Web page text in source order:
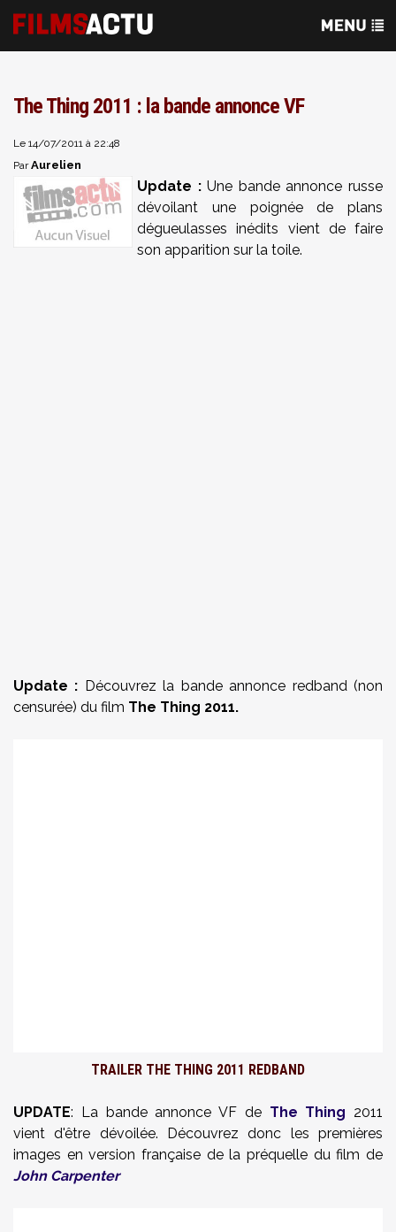
The Thing 2011 : la bande annonce VF
Le 14/07/2011 à 22:48
ParAurelien
Update :Une bande annonce russe
dévoilant une poignée de plans
dégueulasses inédits vient de faire
son apparition sur la toile.
Update : Découvrez la bande annonce redband (non
censurée) du film The Thing 2011.
TRAILER THE THING 2011 REDBAND
UPDATE: La bande annonce VF de The Thing 2011
vient d'être dévoilée. Découvrez donc les premières
images en version française de la préquelle du film de
John Carpenter